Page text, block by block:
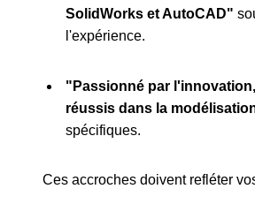
SolidWorks et AutoCAD"
l'expérience.
"Passionné par
réussis dans la
spécifiques.
Ces accroches doivent refléter